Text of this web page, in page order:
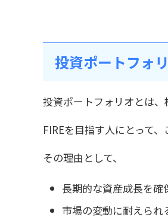
投資ポートフォ
投資ポートフォリオとは、
FIREを目指す人にとって
その理由として、
長期的な資産成長を確
市場の変動に耐えられ